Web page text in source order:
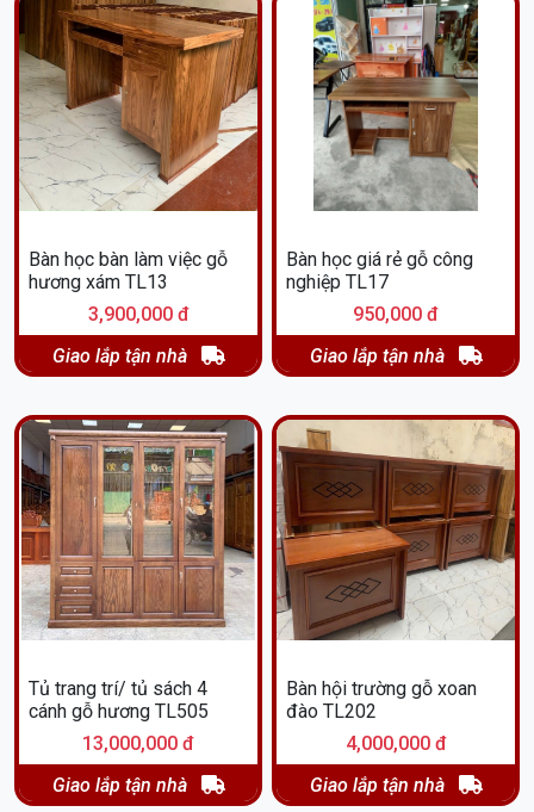
Bàn học bàn làm việc gỗ
hương xám TL13
3,900,000 đ
Giao lắp tận nhà
Bàn học giá rẻ gỗ công
nghiệp TL17
950,000 đ
Giao lắp tận nhà
Tủ trang trí/ tủ sách 4
cánh gỗ hương TL505
13,000,000 đ
Giao lắp tận nhà
Bàn hội trường gỗ xoan
đào TL202
4,000,000 đ
Giao lắp tận nhà